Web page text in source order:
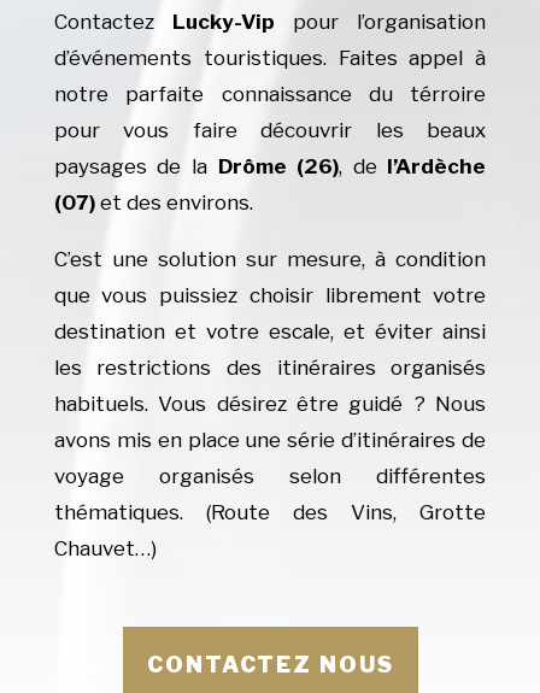
Contactez Lucky-Vip pour l’organisation
d’événements touristiques. Faites appel à
notre parfaite connaissance du térroire
pour vous faire découvrir les beaux
paysages de la Drôme (26), de l’Ardèche
(07)et des environs.
C’est une solution sur mesure, à condition
que vous puissiez choisir librement votre
destination et votre escale, et éviter ainsi
les restrictions des itinéraires organisés
habituels. Vous désirez être guidé ? Nous
avons mis en place une série d’itinéraires de
voyage organisés selon différentes
thématiques. (Route des Vins, Grotte
Chauvet…)
CONTACTEZ NOUS